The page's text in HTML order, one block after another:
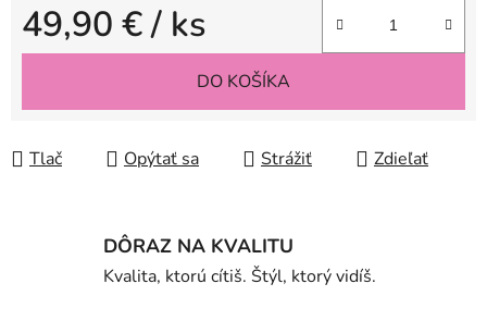
49,90 €/ ks
Jednotková cena:
DO KOŠÍKA
Tlač Opýtať sa Strážiť Zdieľať
DÔRAZ NA KVALITU
Kvalita, ktorú cítiš. Štýl, ktorý vidíš.